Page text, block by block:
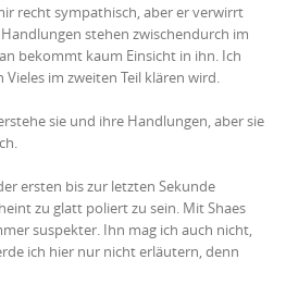
recht sympathisch, aber er verwirrt
stehen zwischendurch im
bekommt kaum Einsicht in ihn. Ich
Vieles im zweiten Teil klären wird.
sie und ihre Handlungen, aber sie
ersten bis zur letzten Sekunde
zu glatt poliert zu sein. Mit Shaes
suspekter. Ihn mag ich auch nicht,
ich hier nur nicht erläutern, denn